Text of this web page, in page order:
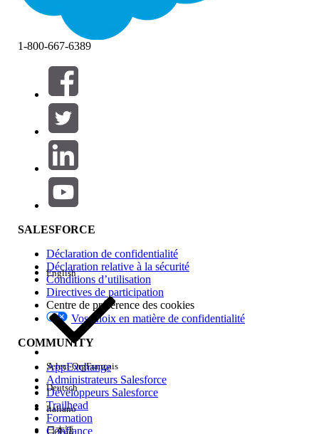
Filtres (0)
SÉLECTIONNER DES FILTRES
Gamme de produits
Impact des fonctionnalités
Edition
Expérience
1-800-667-6389
SALESFORCE
Déclaration de confidentialité
Déclaration relative à la sécurité
Conditions d’utilisation
Directives de participation
Centre de préférence des cookies
Vos choix en matière de confidentialité
COMMUNITY
AppExchange
Administrateurs Salesforce
Développeurs Salesforce
Trailhead
Formation
Confiance
English
Select OrgFrançais
Deutsch
Italiano
日本語